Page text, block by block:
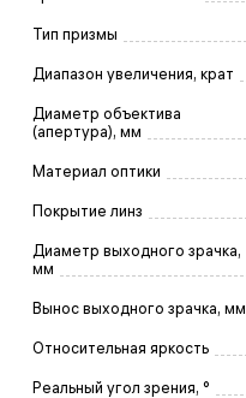
Тип призмы
Диапазон увеличения, крат
Диаметр объектива
(апертура), мм
Материал оптики
Покрытие линз
Диаметр выходного зрачка,
мм
Вынос выходного зрачка, мм
Относительная яркость
Реальный угол зрения, °